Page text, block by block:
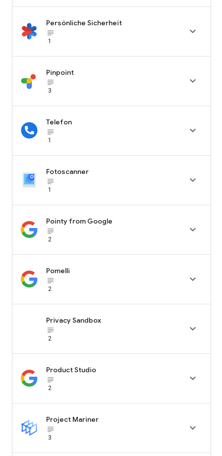
Persönliche Sicherheit
subject_black
1

Pinpoint
subject_black
3

Telefon
subject_black
1

Fotoscanner
subject_black
1

Pointy from Google
subject_black
2

Pomelli
subject_black
2

Privacy Sandbox
subject_black
2

Product Studio
subject_black
2

Project Mariner
subject_black
3
